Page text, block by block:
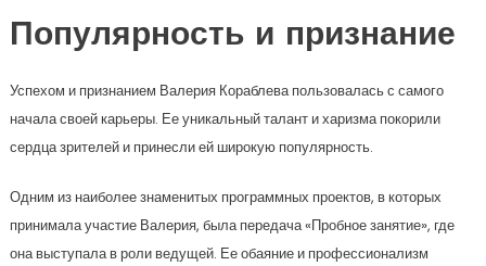
Популярность и признание
Успехом и признанием Валерия Кораблева пользовалась с самого
начала своей карьеры. Ее уникальный талант и харизма покорили
сердца зрителей и принесли ей широкую популярность.
Одним из наиболее знаменитых программных проектов, в которых
принимала участие Валерия, была передача «Пробное занятие», где
она выступала в роли ведущей. Ее обаяние и профессионализм